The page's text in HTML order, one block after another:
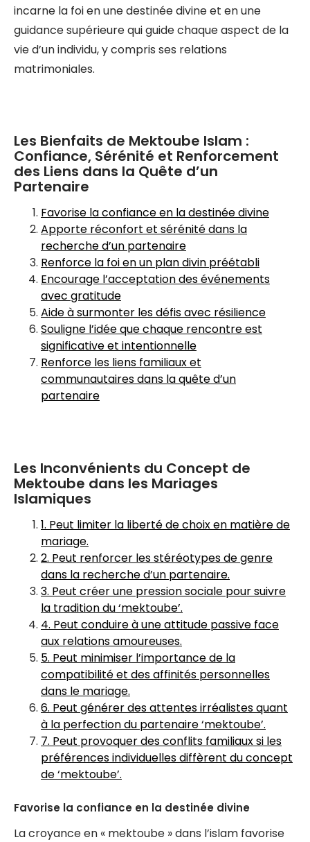
incarne la foi en une destinée divine et en une
guidance supérieure qui guide chaque aspect de la
vie d’un individu, y compris ses relations
matrimoniales.
Les Bienfaits de Mektoube Islam :
Confiance, Sérénité et Renforcement
des Liens dans la Quête d’un
Partenaire
Favorise la confiance en la destinée divine
Apporte réconfort et sérénité dans la
recherche d’un partenaire
Renforce la foi en un plan divin préétabli
Encourage l’acceptation des événements
avec gratitude
Aide à surmonter les défis avec résilience
Souligne l’idée que chaque rencontre est
significative et intentionnelle
Renforce les liens familiaux et
communautaires dans la quête d’un
partenaire
Les Inconvénients du Concept de
Mektoube dans les Mariages
Islamiques
1. Peut limiter la liberté de choix en matière de
mariage.
2. Peut renforcer les stéréotypes de genre
dans la recherche d’un partenaire.
3. Peut créer une pression sociale pour suivre
la tradition du ‘mektoube’.
4. Peut conduire à une attitude passive face
aux relations amoureuses.
5. Peut minimiser l’importance de la
compatibilité et des affinités personnelles
dans le mariage.
6. Peut générer des attentes irréalistes quant
à la perfection du partenaire ‘mektoube’.
7. Peut provoquer des conflits familiaux si les
préférences individuelles diffèrent du concept
de ‘mektoube’.
Favorise la confiance en la destinée divine
La croyance en « mektoube » dans l’islam favorise